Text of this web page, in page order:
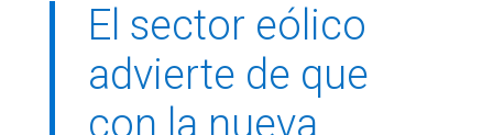
El sector eólico
advierte de que
con la nueva